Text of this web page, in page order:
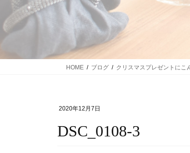
動
HOME ブログ クリスマスプレゼントにこ
2020年12月7日
DSC_0108-3